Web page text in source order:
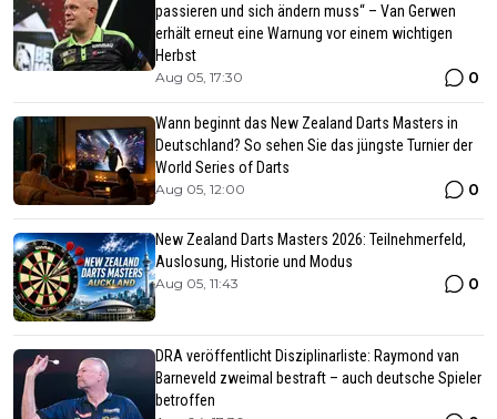
passieren und sich ändern muss“ – Van Gerwen
erhält erneut eine Warnung vor einem wichtigen
Herbst
Aug 05, 17:30 0
Wann beginnt das New Zealand Darts Masters in
Deutschland? So sehen Sie das jüngste Turnier der
World Series of Darts
Aug 05, 12:00 0
New Zealand Darts Masters 2026: Teilnehmerfeld,
Auslosung, Historie und Modus
Aug 05, 11:43 0
DRA veröffentlicht Disziplinarliste: Raymond van
Barneveld zweimal bestraft – auch deutsche Spieler
betroffen